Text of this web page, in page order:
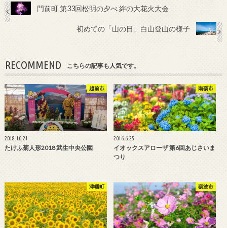
門前町 第33回松明の夕べ 絆の大花火大会
初めての「山の日」白山登山の様子
RECOMMEND こちらの記事も人気です。
越前市
2018.10.21
たけふ菊人形2018 武生中央公園
南砺市
2016.6.25
イオックスアローザ 第6回あじさいま
つり
津幡町 砺波市